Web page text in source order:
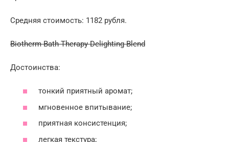
Средняя стоимость: 1182 рубля.
Biotherm Bath Therapy Delighting Blend
Достоинства:
тонкий приятный аромат;
мгновенное впитывание;
приятная консистенция;
легкая текстура;